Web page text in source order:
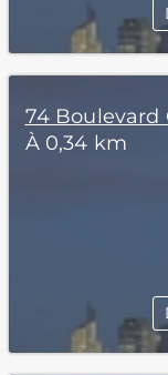
74 Boulevard
À 0,34 km